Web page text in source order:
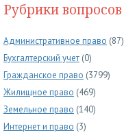
Рубрики вопросов
Административное право (87)
Бухгалтерский учет (0)
Гражданское право (3799)
Жилищное право (469)
Земельное право (140)
Интернет и право (3)